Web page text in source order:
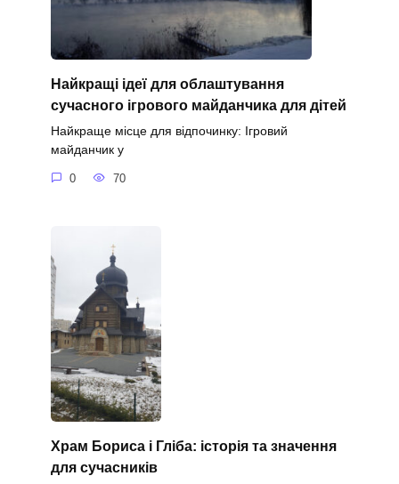
Найкращі ідеї для облаштування
сучасного ігрового майданчика для дітей
Найкраще місце для відпочинку: Ігровий
майданчик у
0 70
Храм Бориса і Гліба: історія та значення
для сучасників